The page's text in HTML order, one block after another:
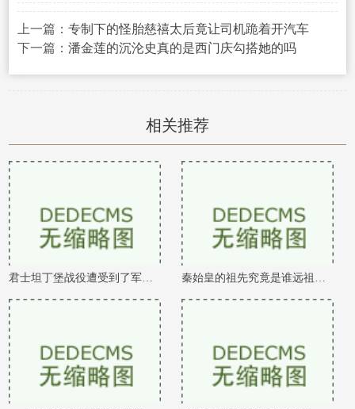
上一篇： 专制下的怪胎慈禧太后竟让司机跪着开汽车
下一篇： 潘金莲的沉沦史真的是西门庆勾搭她的吗
相关推荐
君士坦丁堡战役遭受到了军队的疯狂劫掠 秦始皇的祖先究竟是谁远祖有可能是吕尚